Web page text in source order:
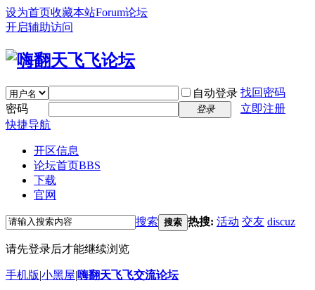
设为首页收藏本站Forum论坛
开启辅助访问
自动登录 找回密码
密码
登录
立即注册
快捷导航
开区信息
论坛首页BBS
下载
官网
搜索 搜索 热搜: 活动 交友 discuz
请先登录后才能继续浏览
手机版|小黑屋|嗨翻天飞飞交流论坛